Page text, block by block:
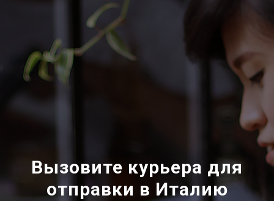
Вызовите курьера для
отправки в Италию